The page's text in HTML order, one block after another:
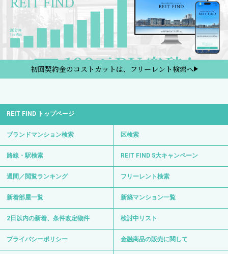
初回契約金のコストカットは、フリーレント検索へ
REIT FIND トップページ
ブランドマンション検索 区検索
路線・駅検索 REIT FIND 5大キャンペーン
週間／閲覧ランキング フリーレント検索
新着部屋一覧 新築マンション一覧
2日以内の新着、条件改定物件 検討中リスト
プライバシーポリシー 金融商品の販売に関して